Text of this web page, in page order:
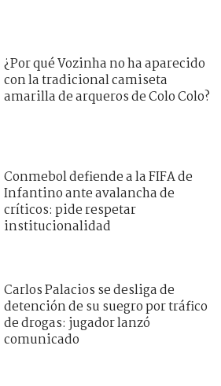
¿Por qué Vozinha no ha aparecido
con la tradicional camiseta
amarilla de arqueros de Colo Colo?
Conmebol defiende a la FIFA de
Infantino ante avalancha de
críticos: pide respetar
institucionalidad
Carlos Palacios se desliga de
detención de su suegro por tráfico
de drogas: jugador lanzó
comunicado